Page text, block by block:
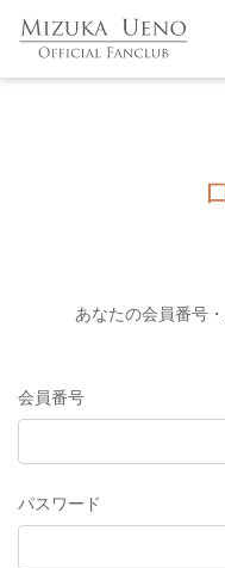
あなたの会員番号
会員番号
パスワード